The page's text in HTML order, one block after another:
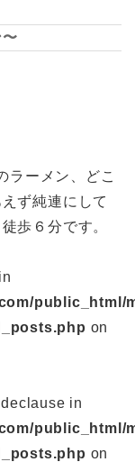
ラーメン、どこ
ず純連にして
歩６分です。
public_html/
on
in
public_html/
on